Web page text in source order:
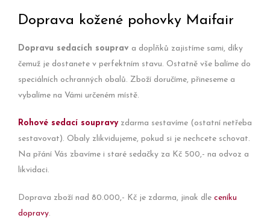
Doprava kožené pohovky Maifair
Dopravu sedacích souprav a doplňků zajistíme sami, díky
čemuž je dostanete v perfektním stavu. Ostatně vše balíme do
speciálních ochranných obalů. Zboží doručíme, přineseme a
vybalíme na Vámi určeném místě.
Rohové sedací soupravyzdarma sestavíme (ostatní netřeba
sestavovat). Obaly zlikvidujeme, pokud si je nechcete schovat.
Na přání Vás zbavíme i staré sedačky za Kč 500,- na odvoz a
likvidaci.
Doprava zboží nad 80.000,- Kč je zdarma, jinak dle ceníku
dopravy.